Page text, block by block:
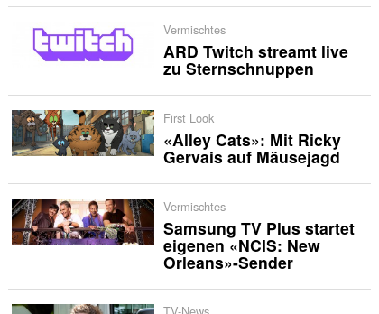
Vermischtes
ARD Twitch streamt live
zu Sternschnuppen
First Look
«Alley Cats»: Mit Ricky
Gervais auf Mäusejagd
Vermischtes
Samsung TV Plus startet
eigenen «NCIS: New
Orleans»-Sender